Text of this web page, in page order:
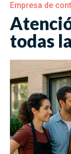
Empresa de
todas